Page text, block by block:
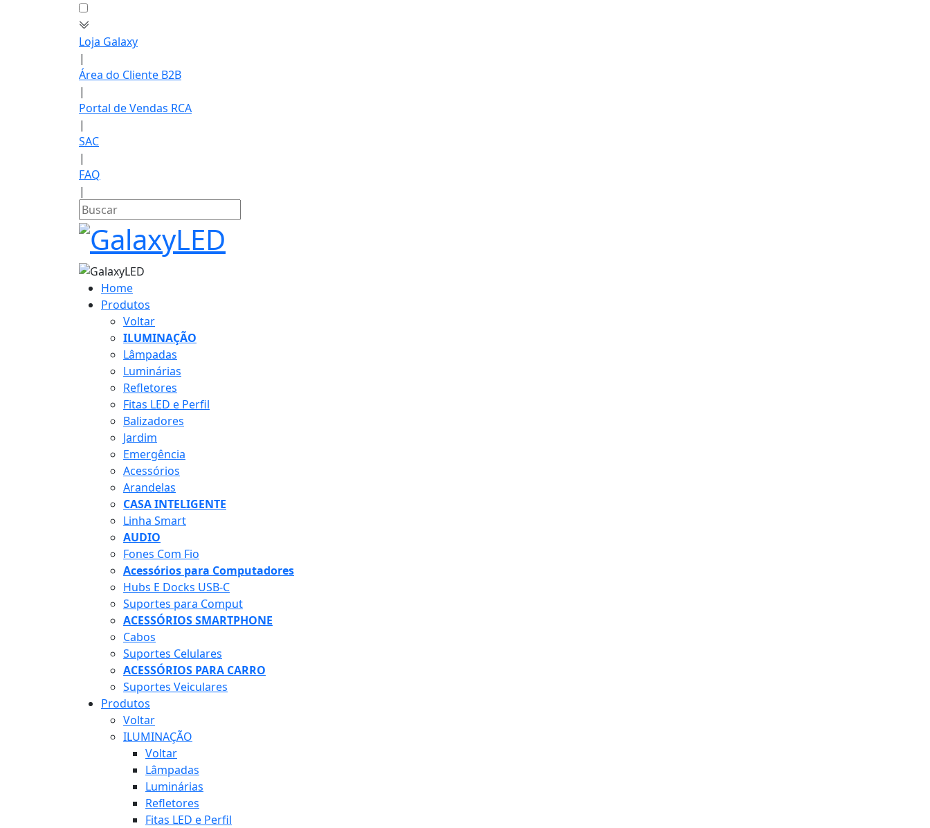
Loja Galaxy
|
Área do Cliente B2B
|
Portal de Vendas RCA
|
SAC
|
FAQ
|
Home
Produtos
Voltar
ILUMINAÇÃO
Lâmpadas
Luminárias
Refletores
Fitas LED e Perfil
Balizadores
Jardim
Emergência
Acessórios
Arandelas
CASA INTELIGENTE
Linha Smart
AUDIO
Fones Com Fio
Acessórios para Computadores
Hubs E Docks USB-C
Suportes para Comput
ACESSÓRIOS SMARTPHONE
Cabos
Suportes Celulares
ACESSÓRIOS PARA CARRO
Suportes Veiculares
Produtos
Voltar
ILUMINAÇÃO
Voltar
Lâmpadas
Luminárias
Refletores
Fitas LED e Perfil